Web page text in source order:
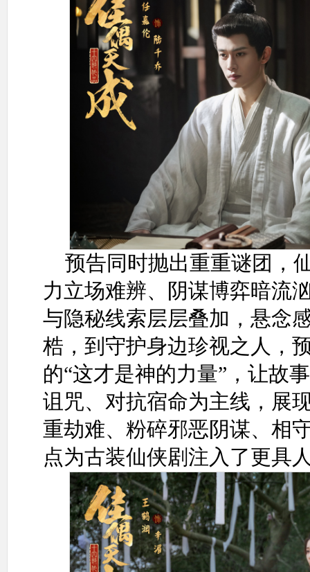
预告同时抛出重重谜团，
力立场难辨、阴谋博弈暗流
与隐秘线索层层叠加，悬念
梏，到守护身边珍视之人，
的“这才是神的力量”，让故
诅咒、对抗宿命为主线，展
重劫难、粉碎邪恶阴谋、相
点为古装仙侠剧注入了更具